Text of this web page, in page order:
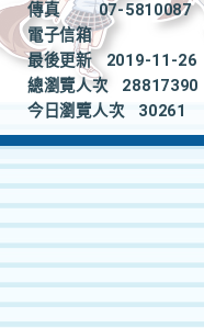
傳真
07-5810087
電子信箱
最後更新
2019-11-26
總瀏覽人次
28817390
今日瀏覽人次
30261